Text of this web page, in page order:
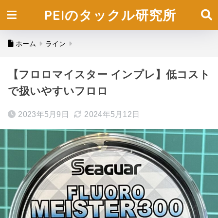
PEIのタックル研究所
ホーム ライン
【フロロマイスター インプレ】低コスト
で扱いやすいフロロ
2023年5月9日 2024年5月12日